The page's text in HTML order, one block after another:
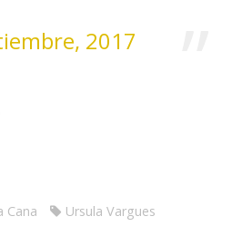
2017
Cana Ursula Vargues